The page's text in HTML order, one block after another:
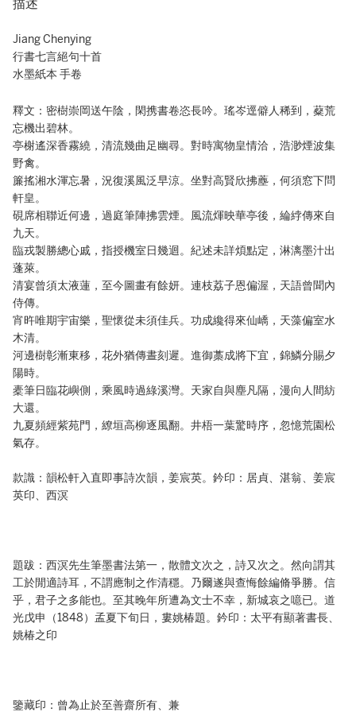
描述
Jiang Chenying
行書七言絕句十首
水墨紙本 手卷
釋文：密樹崇岡送午陰，閑携書卷恣長吟。瑤岑逕僻人稀到，薒荒
忘機出碧林。
亭榭遙深香霧繞，清流幾曲足幽尋。對時寓物皇情洽，浩渺煙波集
野禽。
簾搖湘水渾忘暑，況復溪風泛早涼。坐對高賢欣拂薼，何須窓下問
軒皇。
硯席相聯近何邊，過庭筆陣拂雲煙。風流煇映華亭後，綸綍傳來自
九天。
臨戎製勝總心戚，指授機室日幾迴。紀述未詳煩點定，淋漓墨汁出
蓬萊。
清宴曾須太液蓮，至今圖畫有餘妍。連枝荔子恩偏渥，天語曾聞內
侍傳。
宵旿唯期宇宙樂，聖懷從未須佳兵。功成纔得來仙嶠，天藻偏室水
木清。
河邊樹彰漸東移，花外猶傳晝刻遲。進御藁成將下宜，錦鱗分賜夕
陽時。
橐筆日臨花嶼側，乘風時過綠溪灣。天家自與塵凡隔，漫向人間紡
大還。
九夏頻經紫苑門，繚垣高柳逐風翻。井梧一葉驚時序，忽憶荒園松
氣存。
款識：韻松軒入直即事詩次韻，姜宸英。鈐印：居貞、湛翁、姜宸
英印、西溟
題跋：西溟先生筆墨書法第一，散體文次之，詩又次之。然向謂其
工於閒適詩耳，不謂應制之作清穩。乃爾遂與查悔餘編脩爭勝。信
乎，君子之多能也。至其晚年所遭為文士不幸，新城哀之噫已。道
光戊申（1848）孟夏下旬日，婁姚椿題。鈐印：太平有顯著書長、
姚椿之印
鑒藏印：曾為止於至善齋所有、兼